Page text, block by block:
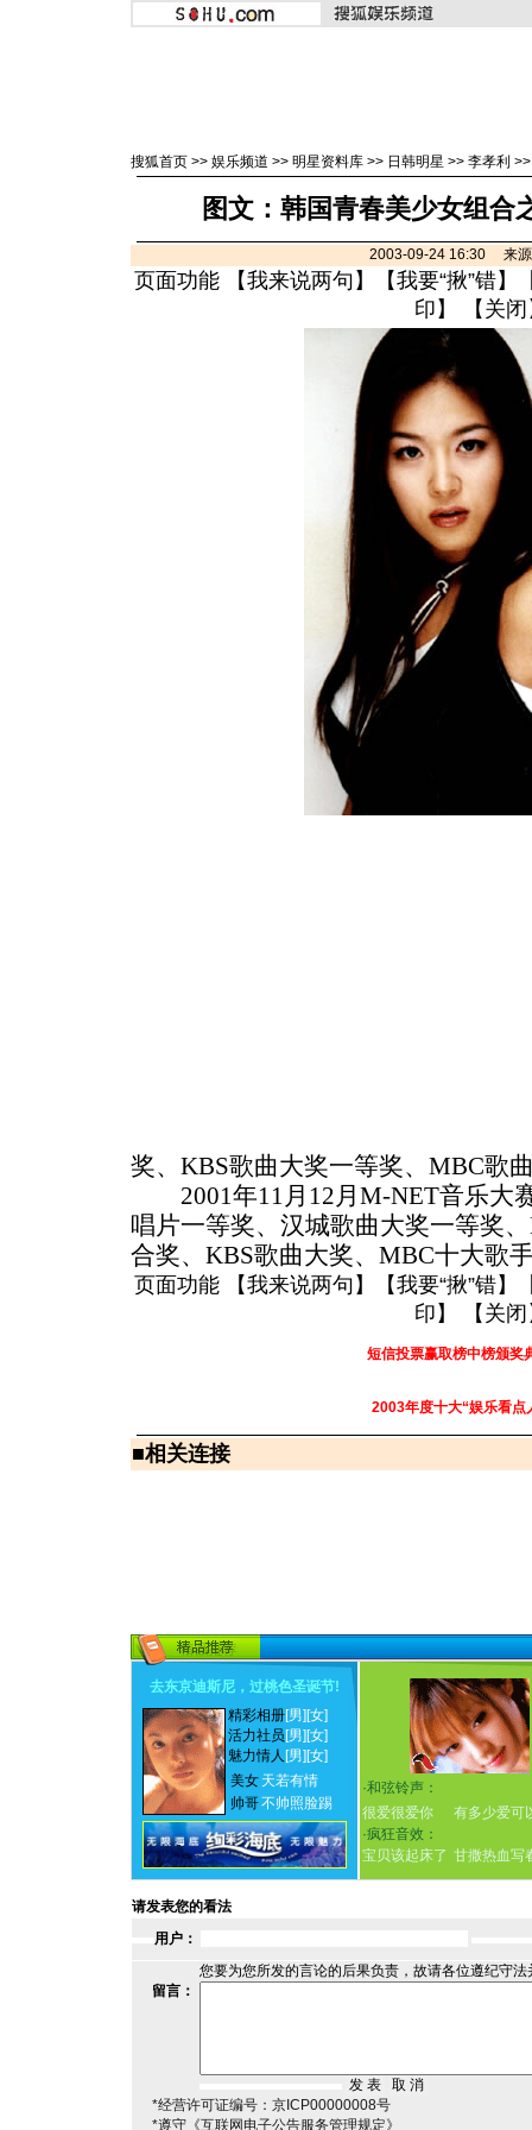
搜狐首页 >> 娱乐频道 >> 明星资料库 >> 日韩明星 >> 李孝利
图文：韩国青春美少女组合
2003-09-24 16:30 来源
页面功能 【我来说两句 】【我要“揪”错】
印 】 【 关闭
奖、KBS歌曲大奖一等奖、MBC歌
2001年11月12月M-NET音乐大
唱片一等奖、汉城歌曲大奖一等奖
合奖、KBS歌曲大奖、MBC十大歌
页面功能 【我来说两句 】【我要“揪”错】
印 】 【 关闭
短信投票赢取榜中榜颁奖
2003年度十大“娱乐看点
■相关连接
去东京迪斯尼，过桃色圣诞节!
精彩相册[男] [女]
活力社员 [男] [女]
魅力情人 [男] [女]
美女 天若有情
帅哥不帅照脸踢
·和弦铃声：
很爱很爱你
有多少爱可
·疯狂音效：
宝贝该起床了 甘撒热血写
请发表您的看法
用户：
您要为您所发的言论的后果负责，故请各位遵纪守
留言：
*经营许可证编号：京ICP00000008号
*遵守《互联网电子公告服务管理规定》